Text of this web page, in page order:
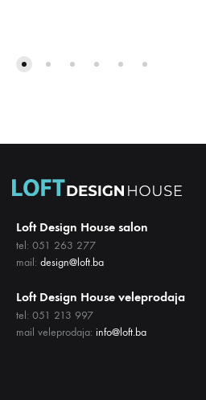
Loft Design House salon
tel: 051 263 277
mail: design@loft.ba
Loft Design House veleprodaja
tel: 051 213 997
mail veleprodaja: info@loft.ba